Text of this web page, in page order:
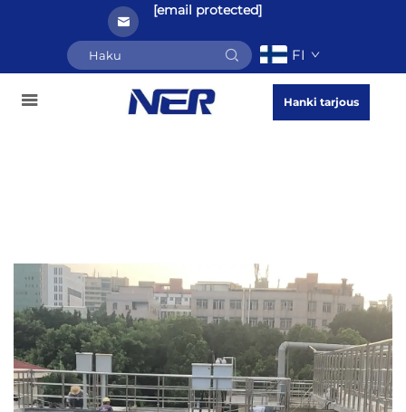
[email protected]
FI
Hanki tarjous